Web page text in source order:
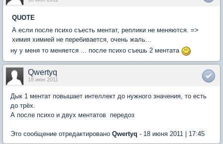
QUOTE
А если после психо съесть ментат, реплики не меняются. =>
химия химией не перебивается, очень жаль...
ну у меня то меняется ... после психо съешь 2 ментата
Qwertyq
18 июн 2011
Дык 1 ментат повышает интеллект до нужного значения, то есть
до трёх.
А после психо и двух ментатов  передоз
Это сообщение отредактировано Qwertyq - 18 июня 2011 | 17:45